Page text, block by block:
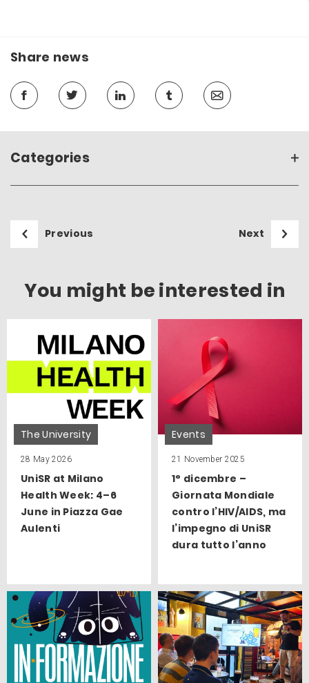
Share news
Categories
Previous Next
You might be interested in
The University
28 May 2026
UniSR at Milano
Health Week: 4–6
June in Piazza Gae
Aulenti
Events
21 November 2025
1° dicembre –
Giornata Mondiale
contro l’HIV/AIDS, ma
l’impegno di UniSR
dura tutto l’anno